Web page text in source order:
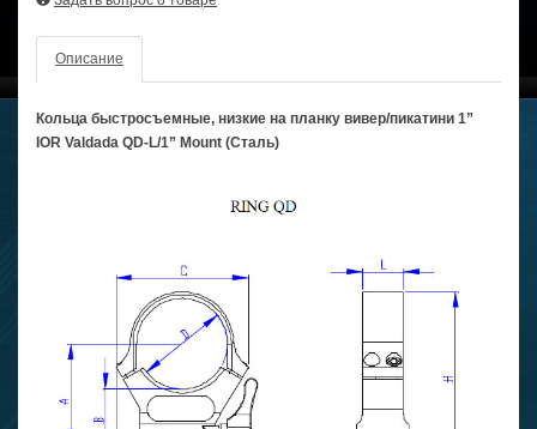
Описание
Кольца быстросъемные, низкие на планку вивер/пикатини 1”
IOR Valdada QD-L/1” Mount (Сталь)